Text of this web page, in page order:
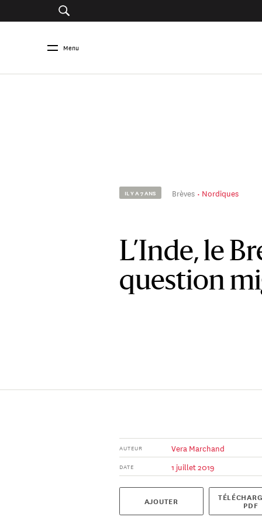
Menu
IL Y A 7 ANS Brèves Nordiques
L’Inde, le
question
AUTEUR Vera Marchand
DATE 1 juillet 2019
AJOUTER PDF